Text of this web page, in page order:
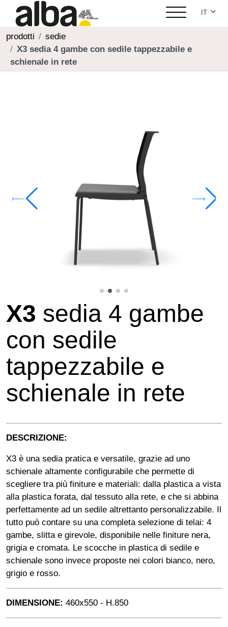
IT
prodotti
sedie
X3 sedia 4 gambe con sedile tappezzabile e
schienale in rete
X3 sedia 4 gambe
con sedile
tappezzabile e
schienale in rete
DESCRIZIONE:
X3 è una sedia pratica e versatile, grazie ad uno
schienale altamente configurabile che permette di
scegliere tra più finiture e materiali: dalla plastica a vista
alla plastica forata, dal tessuto alla rete, e che si abbina
perfettamente ad un sedile altrettanto personalizzabile. Il
tutto può contare su una completa selezione di telai: 4
gambe, slitta e girevole, disponibile nelle finiture nera,
grigia e cromata. Le scocche in plastica di sedile e
schienale sono invece proposte nei colori bianco, nero,
grigio e rosso.
DIMENSIONE: 460x550 - H.850